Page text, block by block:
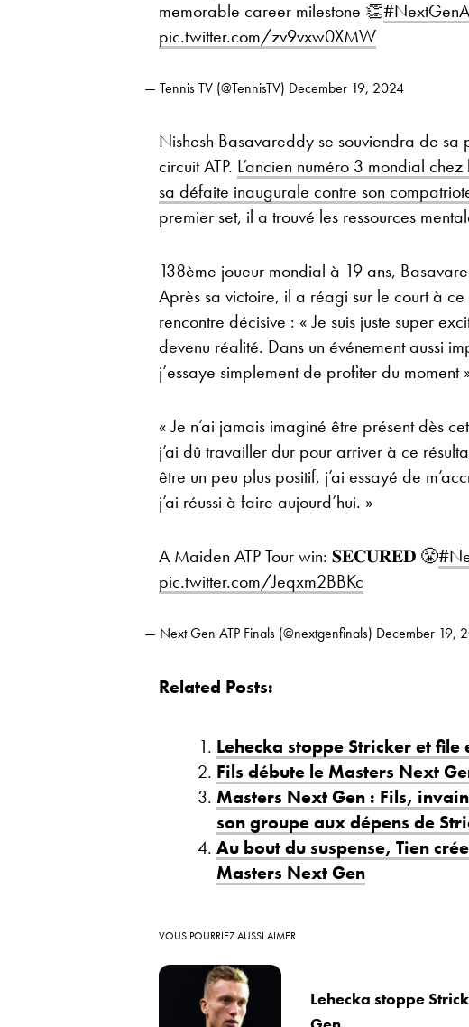
memorable career milestone 👏
pic.twitter.com/zv9vxw0XMW
— Tennis TV (@TennisTV) December 19, 2024
Nishesh Basavareddy se souviendra de
circuit ATP. L’ancien numéro 3 mondial
sa défaite inaugurale contre son
premier set, il a trouvé les ressources
138ème joueur mondial à 19 ans,
Après sa victoire, il a réagi sur le court à
rencontre décisive : « Je suis juste super
devenu réalité. Dans un événement aussi
j’essaye simplement de profiter du moment
« Je n’ai jamais imaginé être présent dès
j’ai dû travailler dur pour arriver à ce
être un peu plus positif, j’ai essayé de
j’ai réussi à faire aujourd’hui. »
A Maiden ATP Tour win: 𝐒𝐄𝐂𝐔𝐑𝐄𝐃 😤
pic.twitter.com/Jeqxm2BBKc
— Next Gen ATP Finals (@nextgenfinals) December 19,
Related Posts:
Lehecka stoppe Stricker et
Fils débute le Masters Next
Masters Next Gen : Fils,
son groupe aux dépens de
Au bout du suspense, Tien
Masters Next Gen
VOUS POURRIEZ AUSSI AIMER
Lehecka stoppe